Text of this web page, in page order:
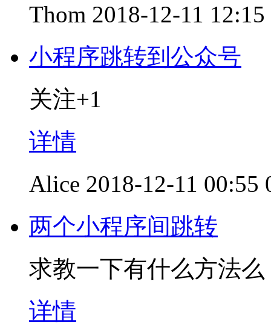
Thom 2018-12-11 12:15
小程序跳转到公众号
关注+1
详情
Alice 2018-12-11 00:55
两个小程序间跳转
求教一下有什么方法么
详情